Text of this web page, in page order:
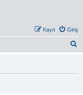
Giriş
Kayıt